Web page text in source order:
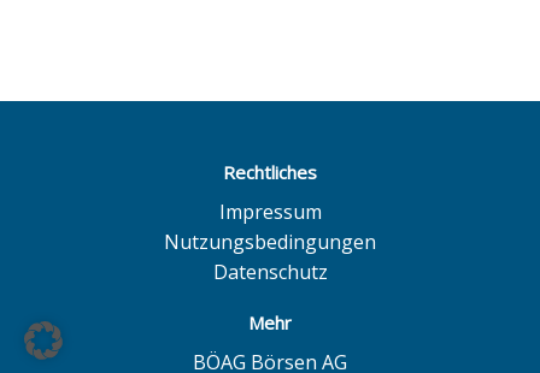
Rechtliches
Impressum
Nutzungsbedingungen
Datenschutz
Mehr
BÖAG Börsen AG